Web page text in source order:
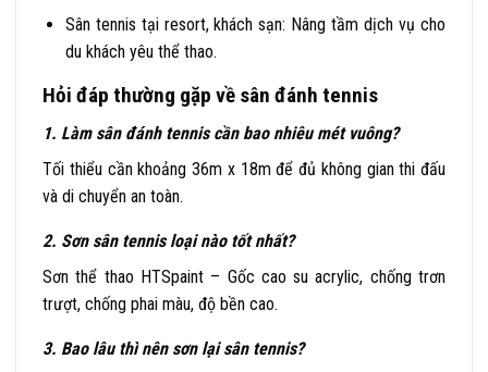
Sân tennis tại resort, khách sạn: Nâng tầm dịch vụ cho
du khách yêu thể thao.
Hỏi đáp thường gặp về sân đánh tennis
1. Làm sân đánh tennis cần bao nhiêu mét vuông?
Tối thiểu cần khoảng 36m x 18m để đủ không gian thi đấu
và di chuyển an toàn.
2. Sơn sân tennis loại nào tốt nhất?
Sơn thể thao HTSpaint – Gốc cao su acrylic, chống trơn
trượt, chống phai màu, độ bền cao.
3. Bao lâu thì nên sơn lại sân tennis?